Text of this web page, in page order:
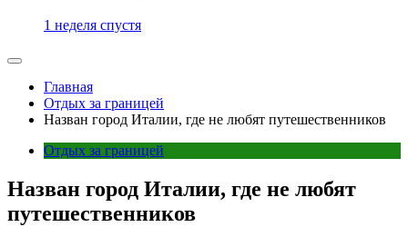
1 неделя спустя
Главная
Отдых за границей
Назван город Италии, где не любят путешественников
Отдых за границей
Назван город Италии, где не любят
путешественников